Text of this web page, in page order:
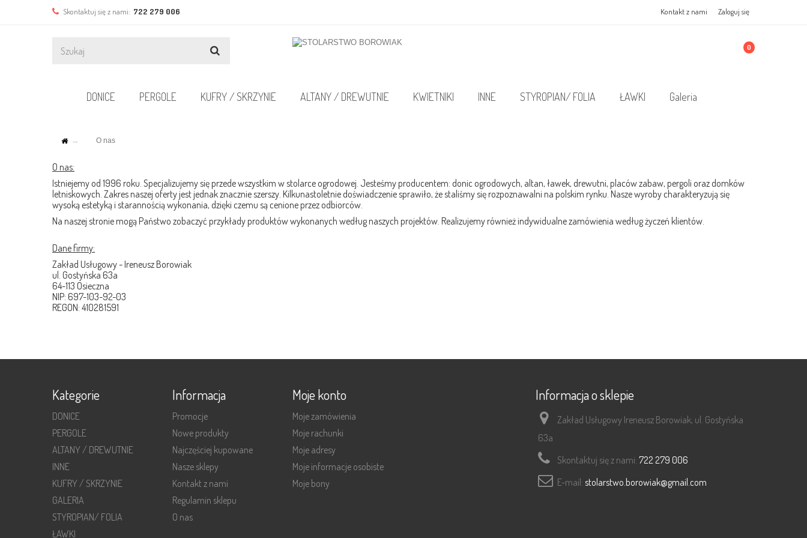
Zaloguj się
Kontakt z nami
Skontaktuj się z nami: 722 279 006
0
DONICE PERGOLE KUFRY / SKRZYNIE ALTANY / DREWUTNIE KWIETNIKI INNE STYROPIAN/ FOLIA ŁAWKI Galeria
O nas
O nas:
Istniejemy od 1996 roku. Specjalizujemy się przede wszystkim w stolarce ogrodowej. Jesteśmy producentem: donic ogrodowych, altan, ławek, drewutni, placów zabaw, pergoli oraz domków
letniskowych. Zakres naszej oferty jest jednak znacznie szerszy. Kilkunastoletnie doświadczenie sprawiło, że staliśmy się rozpoznawalni na polskim rynku. Nasze wyroby charakteryzują się
wysoką estetyką i starannością wykonania, dzięki czemu są cenione przez odbiorców.
Na naszej stronie mogą Państwo zobaczyć przykłady produktów wykonanych według naszych projektów. Realizujemy również indywidualne zamówienia według życzeń klientów.
Dane firmy:
Zakład Usługowy - Ireneusz Borowiak
ul. Gostyńska 63a
64-113 Osieczna
NIP: 697-103-92-03
REGON: 410281591
Kategorie
DONICE
PERGOLE
ALTANY / DREWUTNIE
INNE
KUFRY / SKRZYNIE
GALERIA
STYROPIAN/ FOLIA
ŁAWKI
Informacja
Promocje
Nowe produkty
Najczęściej kupowane
Nasze sklepy
Kontakt z nami
Regulamin sklepu
O nas
Moje konto
Moje zamówienia
Moje rachunki
Moje adresy
Moje informacje osobiste
Moje bony
Informacja o sklepie
Zakład Usługowy Ireneusz Borowiak, ul. Gostyńska
63a
Skontaktuj się z nami: 722 279 006
E-mail: stolarstwo.borowiak@gmail.com